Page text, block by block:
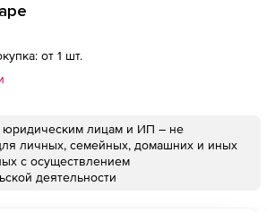
от 1 шт.
юридическим лицам и ИП – не
личных, семейных, домашних и иных
с осуществлением
деятельности